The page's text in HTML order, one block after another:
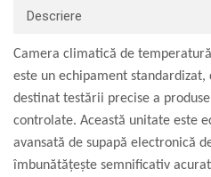
Device-uri Industriale
PC-uri Industriale
Computere Industriale
Tablete Industriale
Laptopuri Industriale
Robotică
Descriere
Camera climatică de
este un echipament
destinat testării precise a
controlate. Această unitate este
avansată de supapă electronică
îmbunătățește semnificativ